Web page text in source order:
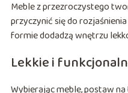
Meble z przezroczystego
przyczynić się do
formie dodadzą wnętrzu
Lekkie i
Wybierając meble, postaw